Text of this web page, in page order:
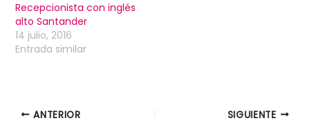
Recepcionista con inglés
alto Santander
14 julio, 2016
Entrada similar
ANTERIOR SIGUIENTE